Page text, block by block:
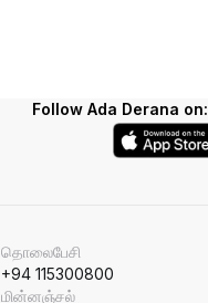
Follow Ada Derana on:
தொலைபேசி
+94 115300800
மின்னஞ்சல்